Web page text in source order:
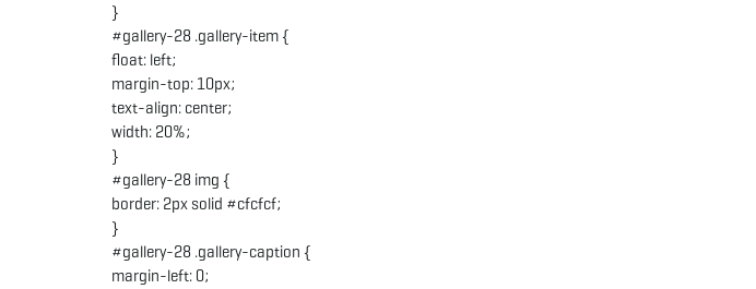
}
#gallery-28 .gallery-item {
float: left;
margin-top: 10px;
text-align: center;
width: 20%;
}
#gallery-28 img {
border: 2px solid #cfcfcf;
}
#gallery-28 .gallery-caption {
margin-left: 0;